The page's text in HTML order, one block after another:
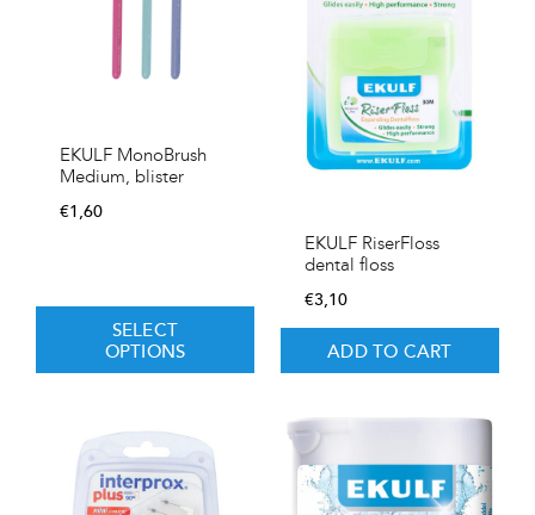
EKULF MonoBrush
Medium, blister
€1,60
SELECT
OPTIONS
EKULF RiserFloss
dental floss
€3,10
ADD TO CART